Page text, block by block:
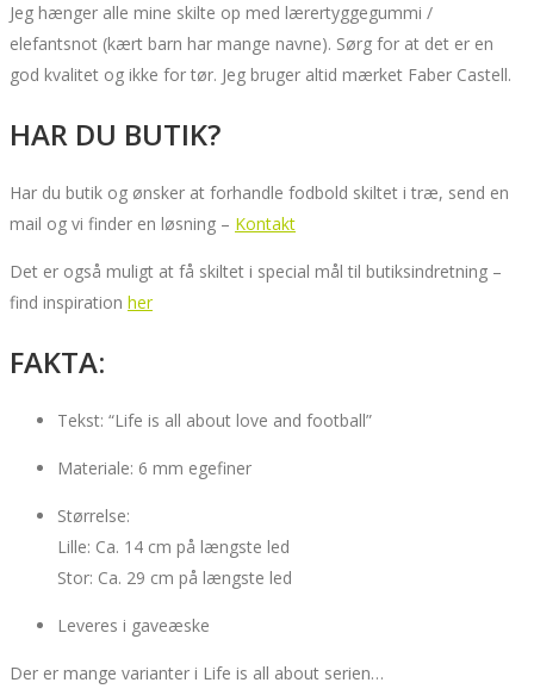
Jeg hænger alle mine skilte op med lærertyggegummi /
elefantsnot (kært barn har mange navne). Sørg for at det er en
god kvalitet og ikke for tør. Jeg bruger altid mærket Faber Castell.
HAR DU BUTIK?
Har du butik og ønsker at forhandle fodbold skiltet i træ, send en
mail og vi finder en løsning – Kontakt
Det er også muligt at få skiltet i special mål til butiksindretning –
find inspiration her
FAKTA:
Tekst: “Life is all about love and football”
Materiale: 6 mm egefiner
Størrelse:
Lille: Ca. 14 cm på længste led
Stor: Ca. 29 cm på længste led
Leveres i gaveæske
Der er mange varianter i Life is all about serien…